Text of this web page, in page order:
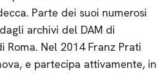
Parte dei suoi numerosi
archivi del DAM di
Nel 2014 Franz Prati
e partecipa attivamente, in